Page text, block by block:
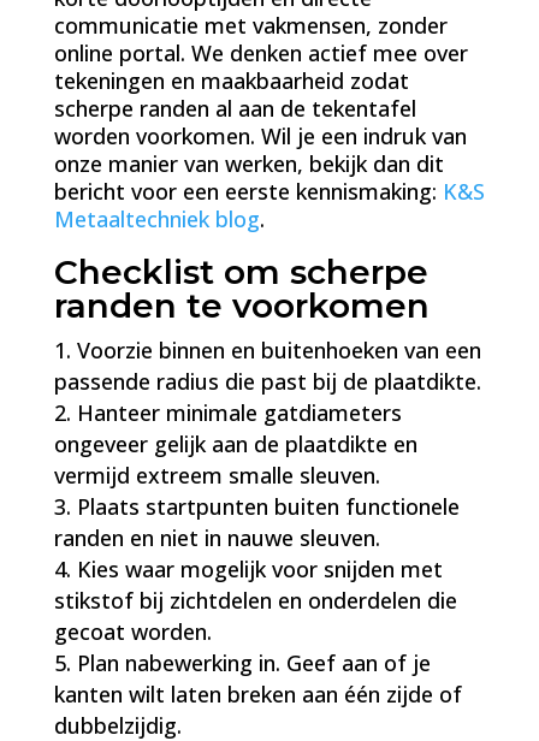
communicatie met vakmensen, zonder
online portal. We denken actief mee over
tekeningen en maakbaarheid zodat
scherpe randen al aan de tekentafel
worden voorkomen. Wil je een indruk van
onze manier van werken, bekijk dan dit
bericht voor een eerste kennismaking: K&S
Metaaltechniek blog.
Checklist om scherpe
randen te voorkomen
Voorzie binnen en buitenhoeken van een
passende radius die past bij de plaatdikte.
Hanteer minimale gatdiameters
ongeveer gelijk aan de plaatdikte en
vermijd extreem smalle sleuven.
Plaats startpunten buiten functionele
randen en niet in nauwe sleuven.
Kies waar mogelijk voor snijden met
stikstof bij zichtdelen en onderdelen die
gecoat worden.
Plan nabewerking in. Geef aan of je
kanten wilt laten breken aan één zijde of
dubbelzijdig.